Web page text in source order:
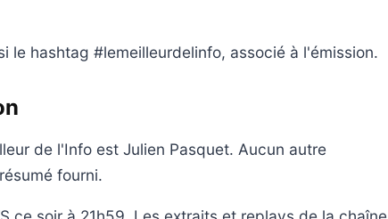
le hashtag #lemeilleurdelinfo, associé à l'émission.
de l'Info est Julien Pasquet. Aucun autre
fourni.